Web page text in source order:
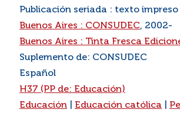
Publicación seriada : texto impreso
Buenos Aires : CONSUDEC, 2002-
Buenos Aires : Tinta Fresca
Suplemento de: CONSUDEC
Español
H37 (PP de: Educación)
Educación Educación católica